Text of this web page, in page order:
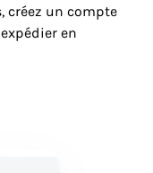
créez un compte
en